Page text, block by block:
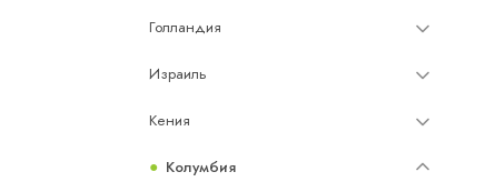
Голландия
Израиль
Кения
Колумбия